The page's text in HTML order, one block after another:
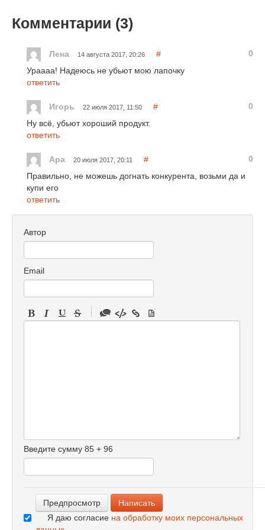
Комментарии (3)
Лена 14 августа 2017, 20:26 #
0
Ураааа! Надеюсь не убьют мою лапочку
ответить
Игорь 22 июля 2017, 11:50 #
0
Ну всё, убьют хороший продукт.
ответить
Ара 20 июля 2017, 20:11 #
0
Правильно, не можешь догнать конкурента, возьми да и
купи его
ответить
Автор
Email
-
-
-
-
Введите сумму 85 + 96
Я даю согласие на обработку моих персональных